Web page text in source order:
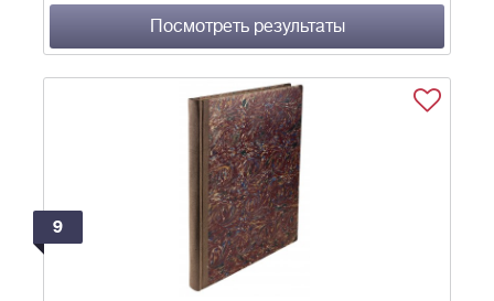
Посмотреть результаты
9